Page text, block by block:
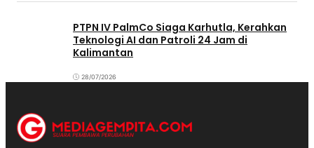
PTPN IV PalmCo Siaga Karhutla, Kerahkan
Teknologi AI dan Patroli 24 Jam di
Kalimantan
28/07/2026